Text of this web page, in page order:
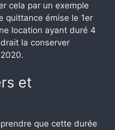
cela par un exemple
quittance émise le 1er
location ayant duré 4
la conserver
et
que cette durée